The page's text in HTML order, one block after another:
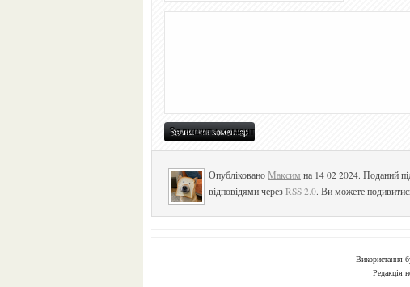
Опубліковано Максим на 14 02 2024. Поданий
відповідями через RSS 2.0. Ви можете
Використання
Редакція